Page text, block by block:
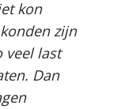
kon
zijn
veel last
Dan